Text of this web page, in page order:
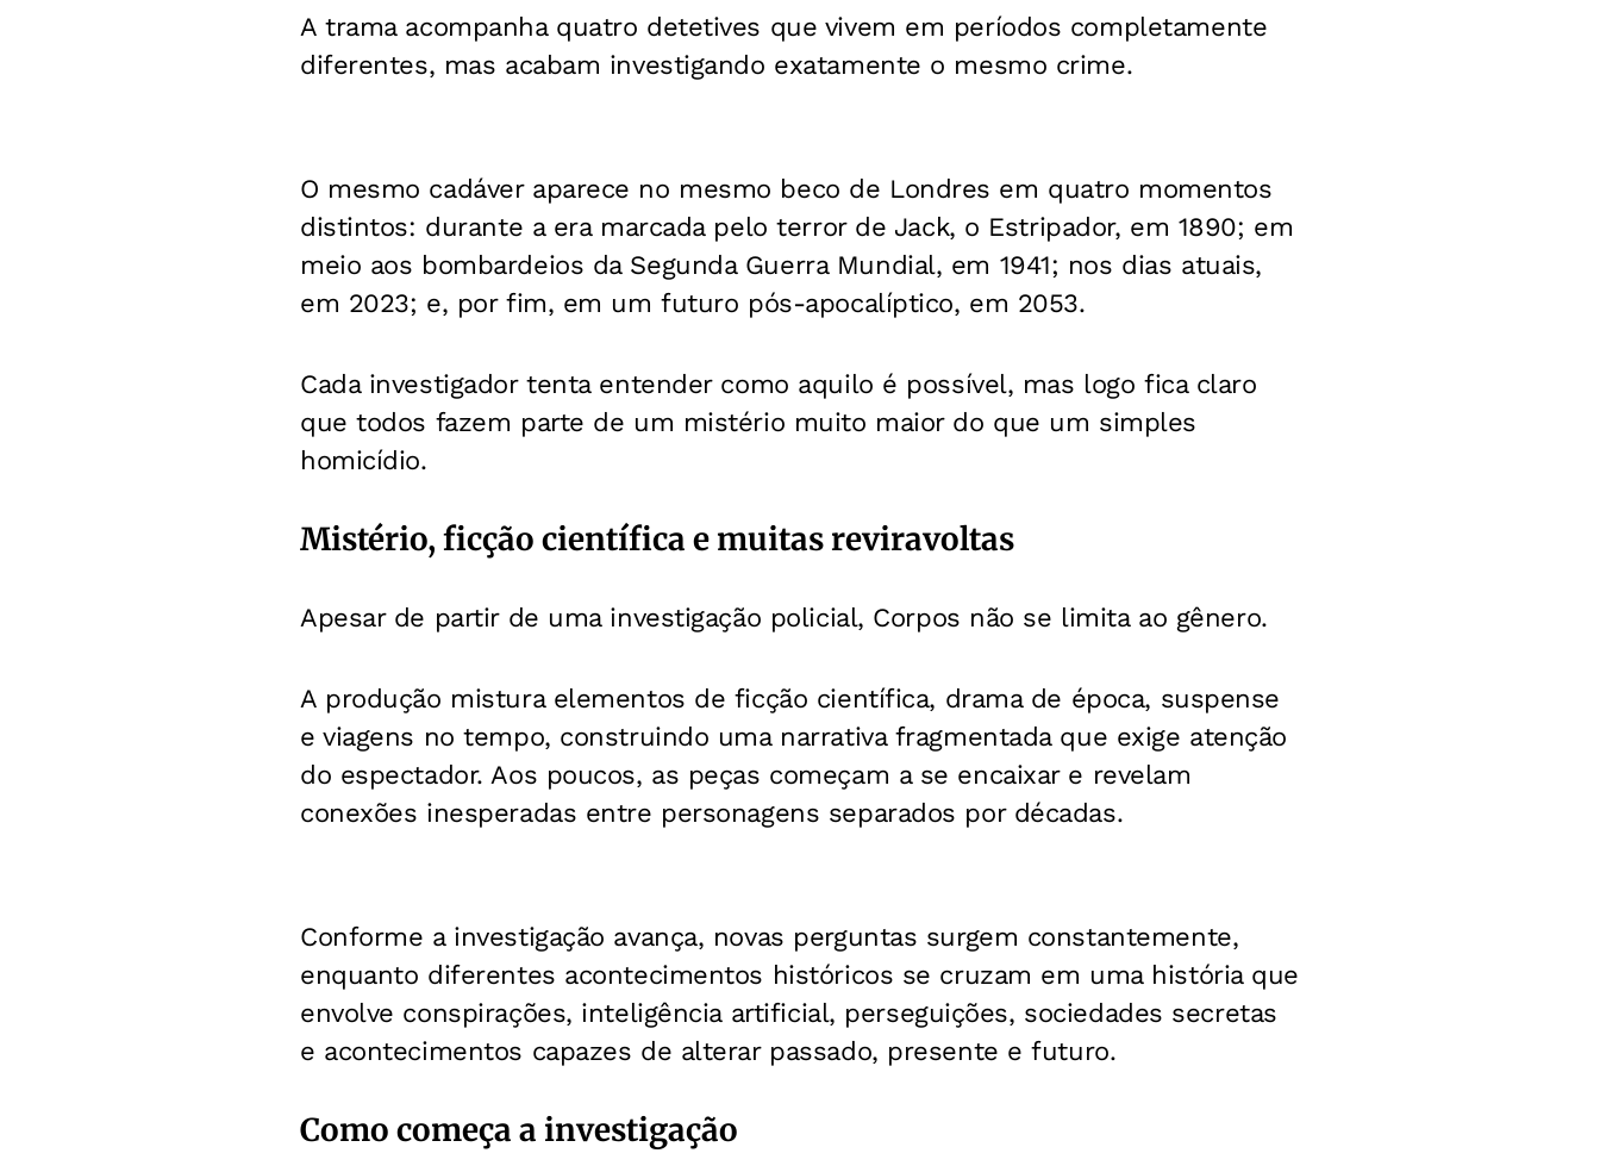
A trama acompanha quatro detetives que vivem em períodos completamente
diferentes, mas acabam investigando exatamente o mesmo crime.
O mesmo cadáver aparece no mesmo beco de Londres em quatro momentos
distintos: durante a era marcada pelo terror de Jack, o Estripador, em 1890; em
meio aos bombardeios da Segunda Guerra Mundial, em 1941; nos dias atuais,
em 2023; e, por fim, em um futuro pós-apocalíptico, em 2053.
Cada investigador tenta entender como aquilo é possível, mas logo fica claro
que todos fazem parte de um mistério muito maior do que um simples
homicídio.
Mistério, ficção científica e muitas reviravoltas
Apesar de partir de uma investigação policial, Corpos não se limita ao gênero.
A produção mistura elementos de ficção científica, drama de época, suspense
e viagens no tempo, construindo uma narrativa fragmentada que exige atenção
do espectador. Aos poucos, as peças começam a se encaixar e revelam
conexões inesperadas entre personagens separados por décadas.
Conforme a investigação avança, novas perguntas surgem constantemente,
enquanto diferentes acontecimentos históricos se cruzam em uma história que
envolve conspirações, inteligência artificial, perseguições, sociedades secretas
e acontecimentos capazes de alterar passado, presente e futuro.
Como começa a investigação